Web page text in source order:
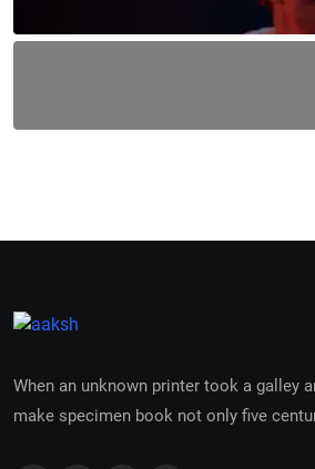
When an unknown printer took a galley
make specimen book not only five